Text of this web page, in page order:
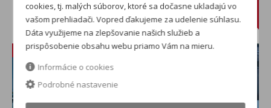
Škoda Octavia Combi 1.5 TSI Extra
nové auto na sklade
Zľava: 3 903 €
cookies, tj. malých súborov, ktoré sa dočasne ukladajú vo
vašom prehliadači. Vopred ďakujeme za udelenie súhlasu.
Dáta využijeme na zlepšovanie našich služieb a
prispôsobenie obsahu webu priamo Vám na mieru.
Informácie o cookies
Podrobné nastavenie